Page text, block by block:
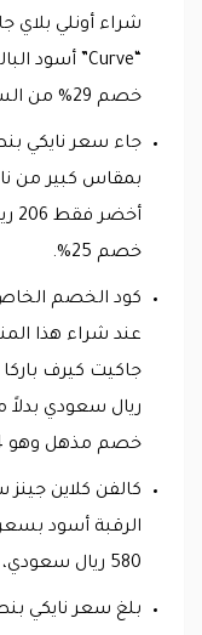
شراء أونلي بلاي
خصم 29% من السعر الأصلي 169 ريال.
جاء سعر نايكي
بمقاس كبير من
خصم 25%.
عند شراء هذا
خصم مذهل وهو 54%.
كالفن كلاين
580 ريال سعودي، حيث تم خصم 20% من السعر الأصلي.
بلغ سعر نايكي